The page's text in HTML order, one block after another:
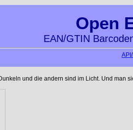
Open
EAN/GTIN
und die andern sind im Licht. Und man